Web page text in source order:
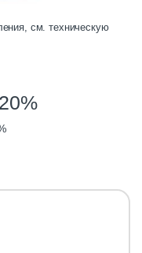
см. техническую